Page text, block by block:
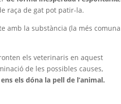
raça de gat pot patir-la.
amb la substància (la més comuna
els veterinaris en aquest
de les possibles causes,
els dóna la pell de l’animal.